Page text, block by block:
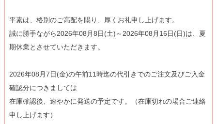
平素は、格別のご高配を賜り、厚くお礼申し上げます。
誠に勝手ながら2026年08月8日(土)～2026年08月16日(日)は、夏
期休業とさせていただきます。
2026年08月7日(金)の午前11時迄の代引きでのご注文及びご入金
確認分につきましては
在庫確認後、速やかに発送の予定です。（在庫切れの場合ご連絡
申し上げます）